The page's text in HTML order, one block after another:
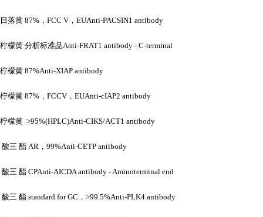
日落黄 87%，FCC V，EUAnti-PACSIN1 antibody
柠檬黄 分析标准品Anti-FRAT1 antibody - C-terminal
柠檬黄 87%Anti-XIAP antibody
柠檬黄 87%，FCCV，EUAnti-cIAP2 antibody
柠檬黄 >95%(HPLC)Anti-CIKS/ACT1 antibody
酸三 酯 AR，99%Anti-CETP antibody
酸三 酯 CPAnti-AICDA antibody - Aminoterminal end
酸三 酯 standard for GC，>99.5%Anti-PLK4 antibody